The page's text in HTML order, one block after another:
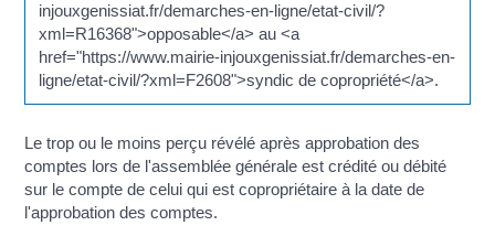
injouxgenissiat.fr/demarches-en-ligne/etat-civil/?
xml=R16368">opposable</a> au <a
href="https://www.mairie-injouxgenissiat.fr/demarches-en-
ligne/etat-civil/?xml=F2608">syndic de copropriété</a>.
Le trop ou le moins perçu révélé après approbation des
comptes lors de l'assemblée générale est crédité ou débité
sur le compte de celui qui est copropriétaire à la date de
l'approbation des comptes.